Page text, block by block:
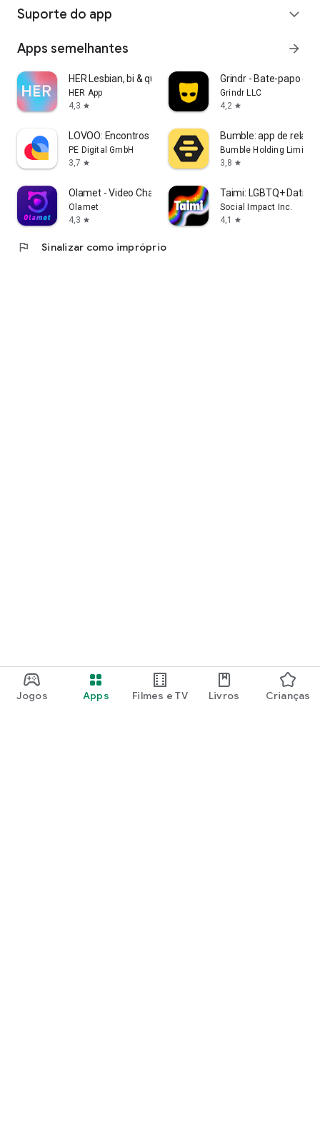
Jogos Apps Filmes e TV Livros Crianças
Suporte do app expand_more
Apps semelhantes arrow_forward
HER Lesbian, bi & queer dating
HER App
4,3 star
Grindr - Bate-papo gay
Grindr LLC
4,2 star
LOVOO: Encontros e Bate-papo
PE Digital GmbH
3,7 star
Bumble: app de
Bumble Holding Limited
3,8 star
Olamet - Video Chat Online
Olamet
4,3 star
Taimi: LGBTQ+ Dating
Social Impact Inc.
4,1
star
flag Sinalizar como impróprio